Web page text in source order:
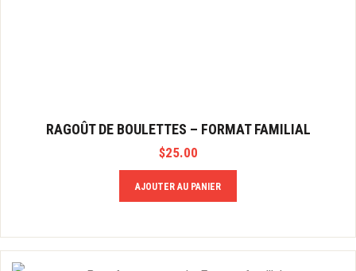
RAGOÛT DE BOULETTES – FORMAT FAMILIAL
$25.00
AJOUTER AU PANIER